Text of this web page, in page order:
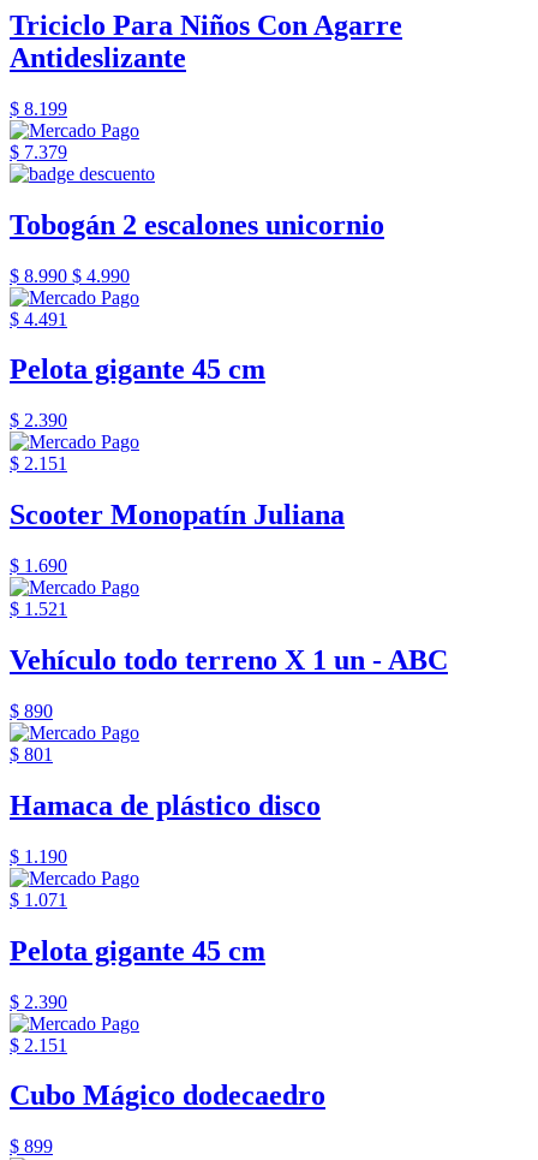
Triciclo Para Niños Con Agarre
Antideslizante
$ 8.199
$ 7.379
Tobogán 2 escalones unicornio
$ 8.990 $ 4.990
$ 4.491
Pelota gigante 45 cm
$ 2.390
$ 2.151
Scooter Monopatín Juliana
$ 1.690
$ 1.521
Vehículo todo terreno X 1 un - ABC
$ 890
$ 801
Hamaca de plástico disco
$ 1.190
$ 1.071
Pelota gigante 45 cm
$ 2.390
$ 2.151
Cubo Mágico dodecaedro
$ 899